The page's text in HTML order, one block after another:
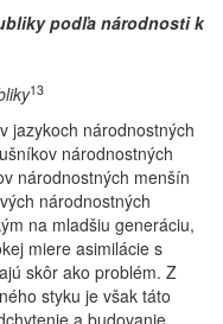
podľa národnosti k
13
jazykoch národnostných
národnostných
národnostných menšín
národnostných
na mladšiu generáciu,
miere asimilácie s
skôr ako problém. Z
styku je však táto
a budovanie